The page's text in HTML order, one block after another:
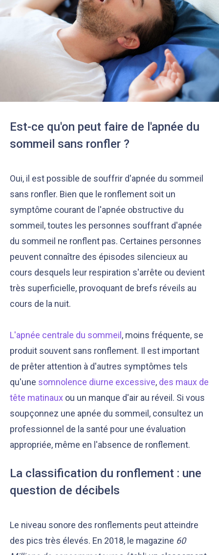
Est-ce qu'on peut faire de l'apnée du
sommeil sans ronfler ?
Oui, il est possible de souffrir d'apnée du sommeil
sans ronfler. Bien que le ronflement soit un
symptôme courant de l'apnée obstructive du
sommeil, toutes les personnes souffrant d'apnée
du sommeil ne ronflent pas. Certaines personnes
peuvent connaître des épisodes silencieux au
cours desquels leur respiration s'arrête ou devient
très superficielle, provoquant de brefs réveils au
cours de la nuit.
L'apnée centrale du sommeil, moins fréquente, se
produit souvent sans ronflement. Il est important
de prêter attention à d'autres symptômes tels
qu'une somnolence diurne excessive, des maux de
tête matinaux ou un manque d'air au réveil. Si vous
soupçonnez une apnée du sommeil, consultez un
professionnel de la santé pour une évaluation
appropriée, même en l'absence de ronflement.
La classification du ronflement : une
question de décibels
Le niveau sonore des ronflements peut atteindre
des pics très élevés. En 2018, le magazine 60